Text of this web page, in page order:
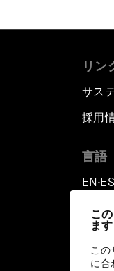
こ
ます
この
に合
リン
サス
採用
言語
EN ▪